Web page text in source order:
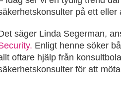
på ett
säger Linda Segerman,
Enligt henne söker
oftare hjälp från
för att